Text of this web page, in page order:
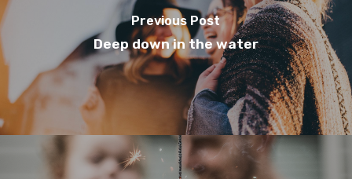
Previous Post
Deep down in the water